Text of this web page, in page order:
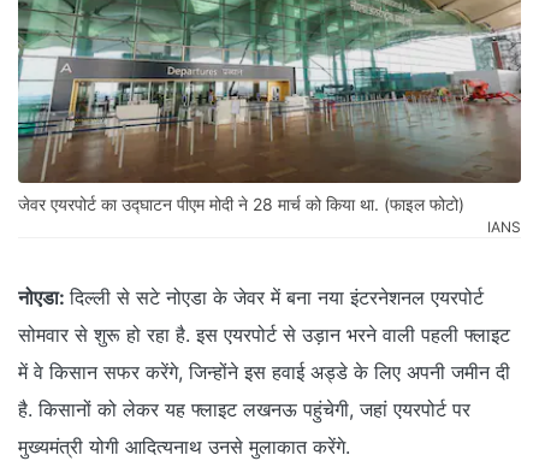
जेवर एयरपोर्ट का उद्घाटन पीएम मोदी ने 28 मार्च को किया था. (फाइल फोटो)
IANS
नोएडा: दिल्ली से सटे नोएडा के जेवर में बना नया इंटरनेशनल एयरपोर्ट
सोमवार से शुरू हो रहा है. इस एयरपोर्ट से उड़ान भरने वाली पहली फ्लाइट
में वे किसान सफर करेंगे, जिन्होंने इस हवाई अड्डे के लिए अपनी जमीन दी
है. किसानों को लेकर यह फ्लाइट लखनऊ पहुंचेगी, जहां एयरपोर्ट पर
मुख्यमंत्री योगी आदित्यनाथ उनसे मुलाकात करेंगे.